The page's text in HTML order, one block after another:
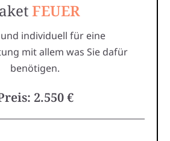
FEUER
und individuell für eine
mit allem was Sie dafür
benötigen.
2.550 €